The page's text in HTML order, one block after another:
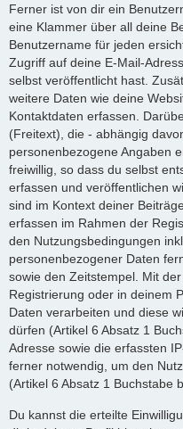
Ferner ist von dir ein
eine Klammer über all deine
Benutzername für jeden
Zugriff auf deine E-Mail-
selbst veröffentlicht hast.
weitere Daten wie deine
Kontaktdaten erfassen.
(Freitext), die - abhängig
personenbezogene Angaben
freiwillig, so dass du selbst
erfassen und veröffentlichen
sind im Kontext deiner
erfassen im Rahmen der
den Nutzungsbedingungen
personenbezogener Daten
sowie den Zeitstempel. Mit
Registrierung oder in deinem
Daten verarbeiten und diese
dürfen (Artikel 6 Absatz 1
Adresse sowie die erfassten
ferner notwendig, um den
(Artikel 6 Absatz 1 Buchstabe
Du kannst die erteilte